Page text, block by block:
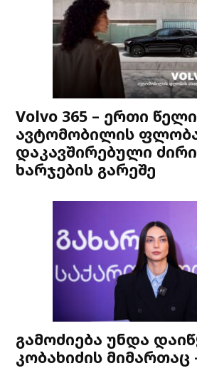
Volvo 365 – ერთი წელი
ავტომობილის
დაკავშირებული
ხარჯების გარეშე
გამოძიება უნდა
კობახიძის